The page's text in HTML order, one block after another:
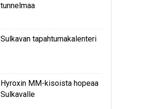
tunnelmaa
Sulkavan tapahtumakalenteri
Hyroxin MM-kisoista hopeaa
Sulkavalle